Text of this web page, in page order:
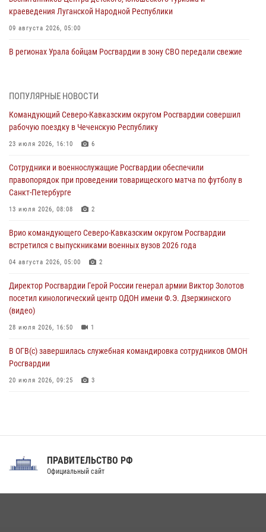
краеведения Луганской Народной Республики
09 августа 2026, 05:00
В регионах Урала бойцам Росгвардии в зону СВО передали свежие
проходит в Сибири
09 августа 2026, 04:00
Поклонной горе в Москве (видео)
08 августа 2026, 14:10 3
В ЛНР росгвардейцы провели тренировку по единоборствам для
08 августа 2026, 13:00 1
Сотрудники Росгвардии присоединились к утренней разминке у
08 августа 2026, 09:29
ПОПУЛЯРНЫЕ НОВОСТИ
Командующий Северо-Кавказским округом Росгвардии совершил
рабочую поездку в Чеченскую Республику
23 июля 2026, 16:10 6
Сотрудники и военнослужащие Росгвардии обеспечили
правопорядок при проведении товарищеского матча по футболу в
Санкт-Петербурге
13 июля 2026, 08:08 2
Врио командующего Северо-Кавказским округом Росгвардии
встретился с выпускниками военных вузов 2026 года
04 августа 2026, 05:00 2
Директор Росгвардии Герой России генерал армии Виктор Золотов
посетил кинологический центр ОДОН имени Ф.Э. Дзержинского
(видео)
28 июля 2026, 16:50 1
В ОГВ(с) завершилась служебная командировка сотрудников ОМОН
Росгвардии
20 июля 2026, 09:25 3
Праздник «Один день с Росгвардией» к 105-летию Центрального
ПРАВИТЕЛЬСТВО РФ
Официальный сайт